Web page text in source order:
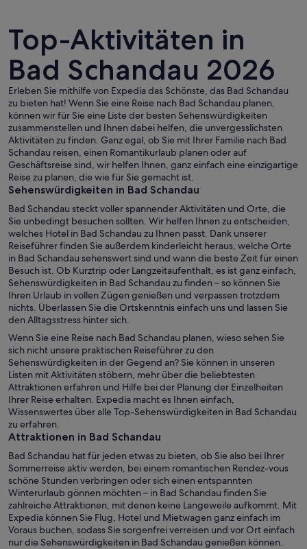
Ein Fluss schlängelt sich durch ein
Top-Aktivitäten in
Bad Schandau 2026
Erleben Sie mithilfe von Expedia das Schönste, das Bad Schandau
zu bieten hat! Wenn Sie eine Reise nach Bad Schandau planen,
können wir für Sie eine Liste der besten Sehenswürdigkeiten
zusammenstellen und Ihnen dabei helfen, die unvergesslichsten
Aktivitäten zu finden. Ganz egal, ob Sie mit Ihrer Familie nach Bad
Schandau reisen, einen Romantikurlaub planen oder auf
Geschäftsreise sind, wir helfen Ihnen, ganz einfach eine einzigartige
Reise zu planen, die wie für Sie gemacht ist.
Sehenswürdigkeiten in Bad Schandau
Bad Schandau steckt voller spannender Aktivitäten und Orte, die
Sie unbedingt besuchen sollten. Wir helfen Ihnen zu entscheiden,
welches Hotel in Bad Schandau zu Ihnen passt. Dank unserer
Reiseführer finden Sie außerdem kinderleicht heraus, welche Orte
in Bad Schandau sehenswert sind und wann die beste Zeit für einen
Besuch ist. Ob Kurztrip oder Langzeitaufenthalt, es ist ganz einfach,
Sehenswürdigkeiten in Bad Schandau zu finden – so können Sie
Ihren Urlaub in vollen Zügen genießen und verpassen trotzdem
nichts. Überlassen Sie die Ortskenntnis einfach uns und lassen Sie
den Alltagsstress hinter sich.
Wenn Sie eine Reise nach Bad Schandau planen, wieso sehen Sie
sich nicht unsere praktischen Reiseführer zu den
Sehenswürdigkeiten in der Gegend an? Sie können in unseren
Listen mit Aktivitäten stöbern, mehr über die beliebtesten
Attraktionen erfahren und Hilfe bei der Planung der Einzelheiten
Ihrer Reise erhalten. Expedia macht es Ihnen einfach,
Wissenswertes über alle Top-Sehenswürdigkeiten in Bad Schandau
zu erfahren.
Attraktionen in Bad Schandau
Bad Schandau hat für jeden etwas zu bieten, ob Sie also bei Ihrer
Sommerreise aktiv werden, bei einem romantischen Rendez-vous
schöne Stunden verbringen oder sich einen entspannten
Winterurlaub gönnen möchten – in Bad Schandau finden Sie
zahlreiche Attraktionen, mit denen keine Langeweile aufkommt. Mit
Expedia können Sie Flug, Hotel und Mietwagen ganz einfach im
Voraus buchen, sodass Sie sorgenfrei verreisen und vor Ort einfach
nur die Sehenswürdigkeiten in Bad Schandau genießen können.